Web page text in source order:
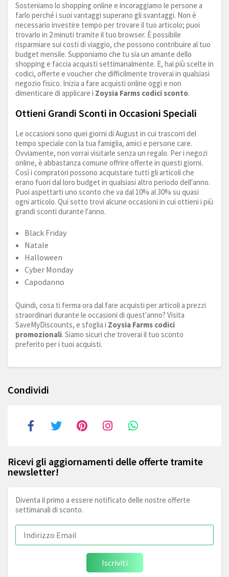
Sosteniamo lo shopping online e incoraggiamo le persone a
farlo perché i suoi vantaggi superano gli svantaggi. Non è
necessario investire tempo per trovare il tuo articolo; puoi
trovarlo in 2 minuti tramite il tuo browser. È possibile
risparmiare sui costi di viaggio, che possono contribuire al tuo
budget mensile. Supponiamo che tu sia un amante dello
shopping e faccia acquisti settimanalmente. E, hai più scelte in
codici, offerte e voucher che difficilmente troverai in qualsiasi
negozio fisico. Inizia a fare acquisti online oggi e non
dimenticare di applicare i Zoysia Farms codici sconto.
Ottieni Grandi Sconti in Occasioni Speciali
Le occasioni sono quei giorni di August in cui trascorri del
tempo speciale con la tua famiglia, amici e persone care.
Ovviamente, non vorrai visitarle senza un regalo. Per i negozi
online, è abbastanza comune offrire offerte in questi giorni.
Così i compratori possono acquistare tutti gli articoli che
erano fuori dal loro budget in qualsiasi altro periodo dell'anno.
Puoi aspettarti uno sconto che va dal 10% al 30% su quasi
ogni articolo. Qui sotto trovi alcune occasioni in cui ottieni i più
grandi sconti durante l'anno.
Black Friday
Natale
Halloween
Cyber Monday
Capodanno
Quindi, cosa ti ferma ora dal fare acquisti per articoli a prezzi
straordinari durante le occasioni di quest'anno? Visita
SaveMyDiscounts, e sfoglia i Zoysia Farms codici
promozionali. Siamo sicuri che troverai il tuo sconto
preferito per i tuoi acquisti.
Condividi
Ricevi gli aggiornamenti delle offerte tramite
newsletter!
Diventa il primo a essere notificato delle nostre offerte
settimanali di sconto.
Iscriviti